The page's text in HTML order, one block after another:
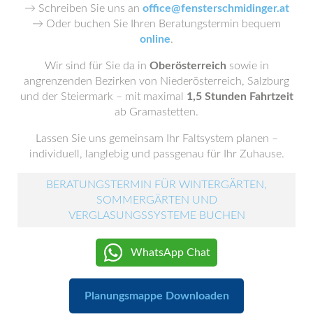
→ Schreiben Sie uns an office@fensterschmidinger.at
→ Oder buchen Sie Ihren Beratungstermin bequem
online.
Wir sind für Sie da in Oberösterreich sowie in
angrenzenden Bezirken von Niederösterreich, Salzburg
und der Steiermark – mit maximal 1,5 Stunden Fahrtzeit
ab Gramastetten.
Lassen Sie uns gemeinsam Ihr Faltsystem planen –
individuell, langlebig und passgenau für Ihr Zuhause.
BERATUNGSTERMIN FÜR WINTERGÄRTEN,
SOMMERGÄRTEN UND
VERGLASUNGSSYSTEME BUCHEN
WhatsApp Chat
Planungsmappe Downloaden